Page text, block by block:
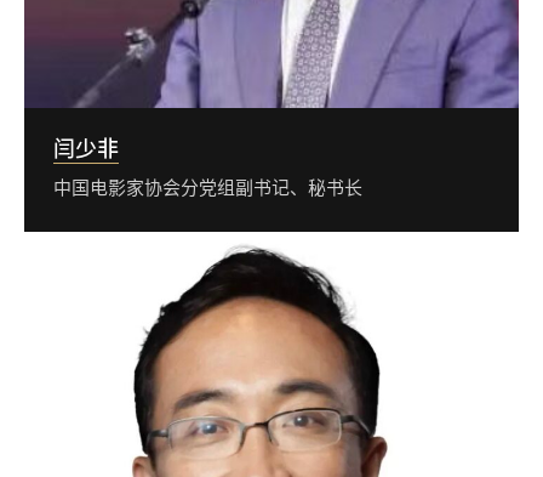
闫少非
中国电影家协会分党组副书记、秘书长